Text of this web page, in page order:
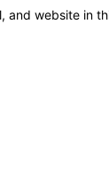
and website in